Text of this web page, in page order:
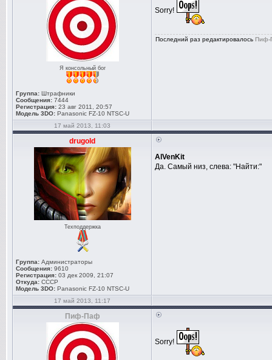
Я консольный бог
Группа: Штрафники
Сообщения: 7444
Регистрация: 23 авг 2011, 20:57
Модель 3DO: Panasonic FZ-10 NTSC-U
Sorry!
Последний раз редактировалось Пиф-
17 май 2013, 11:03
drugold
Техподдержка
Группа: Администраторы
Сообщения: 9610
Регистрация: 03 дек 2009, 21:07
Откуда: СССР
Модель 3DO: Panasonic FZ-10 NTSC-U
AlVenKit
Да. Самый низ, слева: "Найти:"
17 май 2013, 11:17
Пиф-Паф
Sorry!